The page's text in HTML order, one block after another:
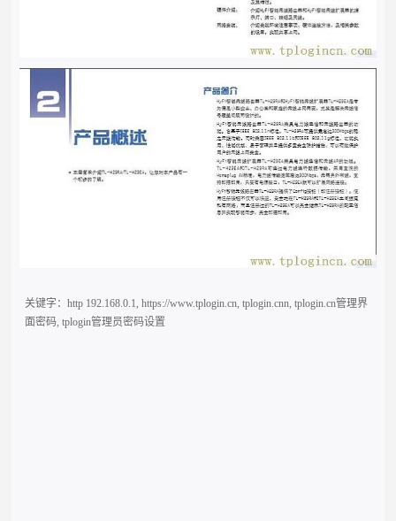
关键字：http 192.168.0.1,https://www.tplogin.cn,tplogin.cnn,tplogin.cn管理界
面密码,tplogin管理员密码设置